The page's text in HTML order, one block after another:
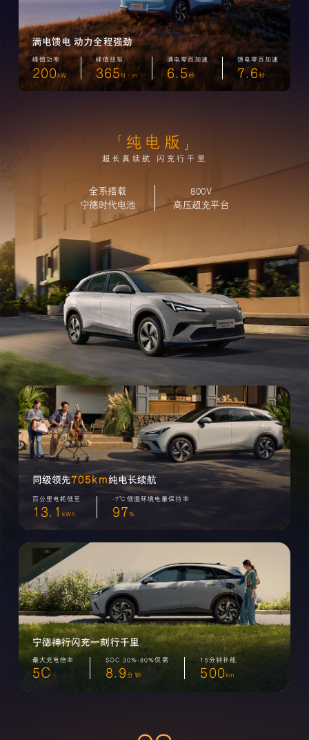
满电馈电 动力全程强劲
峰值功率
200kW
峰值扭矩
365N·m
满电零百加速
6.5秒
馈电零百加速
7.6秒
纯电版
超长真续航 闪充行千里
全系搭载
宁德时代电池
800V
高压超充平台
同级领先705km纯电长续航
百公里电耗低至
13.1kWh
-7℃低温环境电量保持率
97%
宁德神行闪充一刻行千里
最大充电倍率
5C
SOC 30%-80%仅需
8.9分钟
15分钟补能
500km